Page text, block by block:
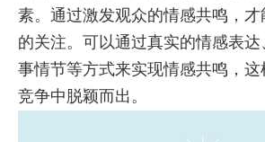
素。通过激发观众的情感共鸣，
的关注。可以通过真实的情感表
事情节等方式来实现情感共鸣，
竞争中脱颖而出。